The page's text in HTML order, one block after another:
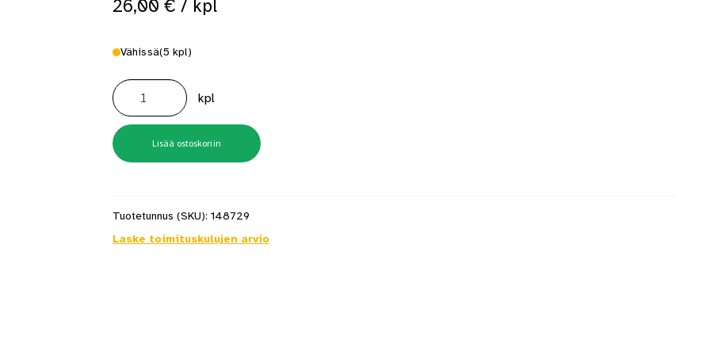
saat saunan puupinnat taas siisteiksiUsein kysytyt kysymykset (FAQ)
26,00 € / kpl
Vähissä(5 kpl)
Reikäsaha
60mm
Pikakiinnitys
määrä
kpl
Lisää ostoskoriin
Tuotetunnus (SKU): 148729
Laske toimituskulujen arvio